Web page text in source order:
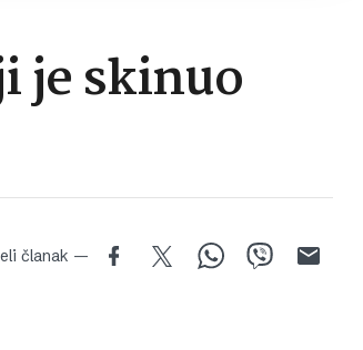
je skinuo
članak —